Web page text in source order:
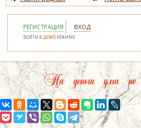
РЕГИСТРАЦИЯ ВХОД
ВОЙТИ ВДЕМО РЕЖИМЕ
На деньги ума не